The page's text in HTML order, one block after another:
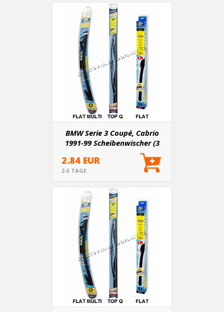
BMW Serie 3 Coupé, Cabrio
1991-99 Scheibenwischer (3
2.84 EUR
2-5 TAGE